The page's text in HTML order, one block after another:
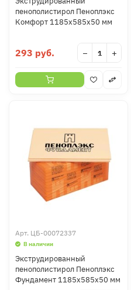
пенополистирол Пеноплэкс
Комфорт 1185х585х50 мм
293 руб. − +
Арт. ЦБ-00072337
В наличии
Экструдированный
пенополистирол Пеноплэкс
Фундамент 1185х585х50 мм